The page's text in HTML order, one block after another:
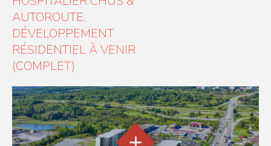
AUTOROUTE,
DÉVELOPPEMENT
RÉSIDENTIEL À VENIR
(COMPLET)